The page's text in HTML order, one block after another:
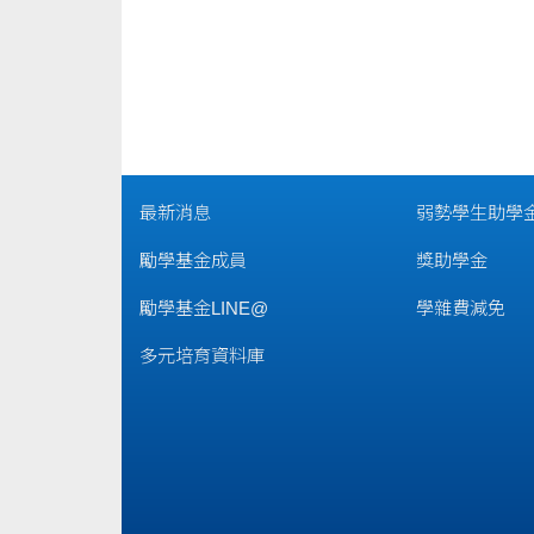
最新消息
勵學基金成員
勵學基金LINE@
多元培育資料庫
弱勢學生助學
獎助學金
學雜費減免